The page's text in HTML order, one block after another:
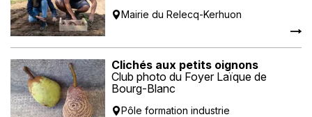
Mairie du Relecq-Kerhuon
Clichés aux petits oignons
Club photo du Foyer Laïque de
Bourg-Blanc
Pôle formation industrie